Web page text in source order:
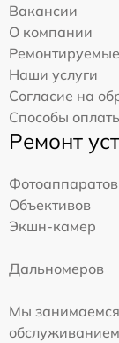
Вакансии
О компании
Наши услуги
Согласие на
Способы
Ремонт
Фотоаппаратов
Объективов
Экшн-камер
Дальномеров
Мы